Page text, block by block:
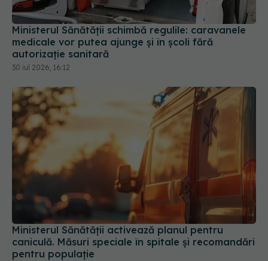
Ministerul Sănătății schimbă regulile: caravanele
medicale vor putea ajunge și în școli fără
autorizație sanitară
30 iul 2026, 16:12
Ministerul Sănătății activează planul pentru
caniculă. Măsuri speciale în spitale și recomandări
pentru populație